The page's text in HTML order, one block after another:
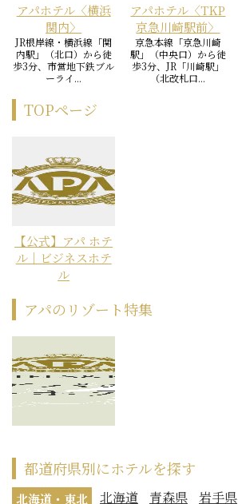
アパホテル〈横浜
関内〉
JR根岸線・横浜線「関
内駅」（北口）から徒
歩3分、市営地下鉄ブル
ーライ...
アパホテル〈TKP
京急川崎駅前〉
京急本線「京急川崎
駅」（中央口）から徒
歩3分、JR「川崎駅」
（北改札口...
TOPページ
【公式】アパ ホテ
ル｜ビジネスホテ
ル
アパのリゾート特集
都道府県別にホテルを探す
北海道・東北 北海道 青森県 岩手県